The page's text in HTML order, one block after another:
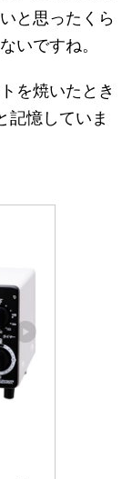
と思ったくら
いですね。
を焼いたとき
記憶していま